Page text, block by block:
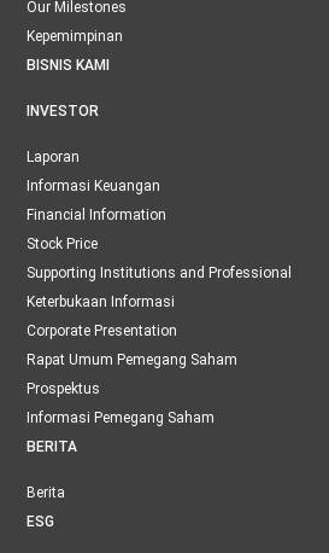
Our Milestones
Kepemimpinan
BISNIS KAMI
INVESTOR
Laporan
Informasi Keuangan
Financial Information
Stock Price
Supporting Institutions and Professional
Keterbukaan Informasi
Corporate Presentation
Rapat Umum Pemegang Saham
Prospektus
Informasi Pemegang Saham
BERITA
Berita
ESG